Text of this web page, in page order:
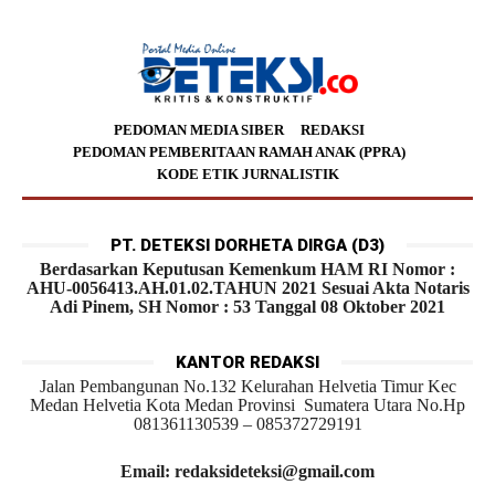
PEDOMAN MEDIA SIBER
REDAKSI
PEDOMAN PEMBERITAAN RAMAH ANAK (PPRA)
KODE ETIK JURNALISTIK
PT. DETEKSI DORHETA DIRGA (D3)
Berdasarkan Keputusan Kemenkum HAM RI Nomor :
AHU-0056413.AH.01.02.TAHUN 2021 Sesuai Akta Notaris
Adi Pinem, SH Nomor : 53 Tanggal 08 Oktober 2021
KANTOR REDAKSI
Jalan Pembangunan No.132 Kelurahan Helvetia Timur Kec
Medan Helvetia Kota Medan Provinsi Sumatera Utara No.Hp
081361130539 – 085372729191
Email: redaksideteksi@gmail.com